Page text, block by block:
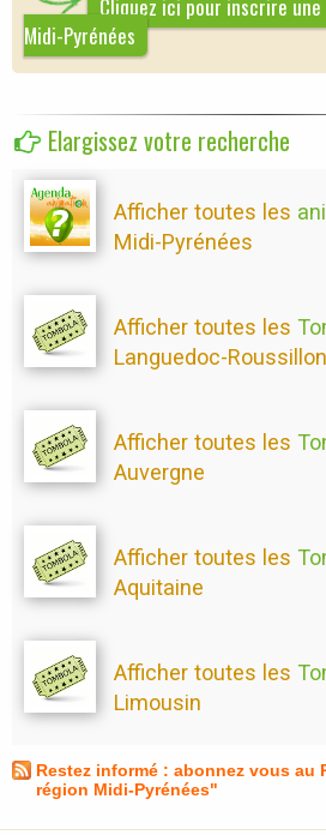
Cliquez ici pour inscrire
Midi-Pyrénées
Elargissez votre recherche
Afficher toutes les
Midi-Pyrénées
Afficher toutes les
Languedoc-Roussillon
Afficher toutes les
Auvergne
Afficher toutes les
Aquitaine
Afficher toutes les
Limousin
Restez informé : abonnez vous au
région Midi-Pyrénées"